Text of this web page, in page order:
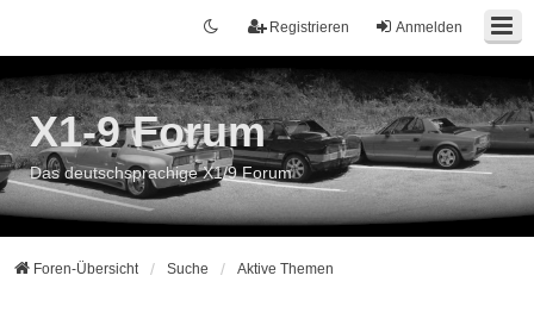
Anmelden
Registrieren
X1-9 Forum
Das deutschsprachige X1/9 Forum
Foren-Übersicht Suche Aktive Themen